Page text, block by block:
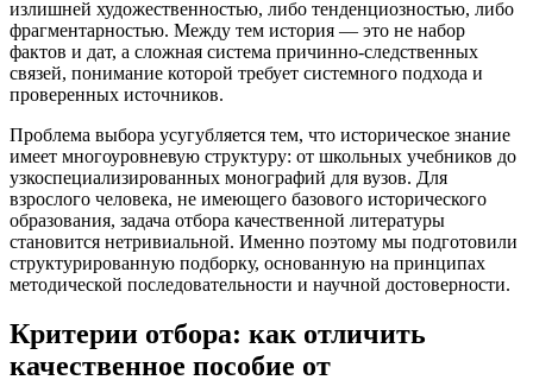
излишней художественностью, либо тенденциозностью, либо
фрагментарностью. Между тем история — это не набор
фактов и дат, а сложная система причинно-следственных
связей, понимание которой требует системного подхода и
проверенных источников.
Проблема выбора усугубляется тем, что историческое знание
имеет многоуровневую структуру: от школьных учебников до
узкоспециализированных монографий для вузов. Для
взрослого человека, не имеющего базового исторического
образования, задача отбора качественной литературы
становится нетривиальной. Именно поэтому мы подготовили
структурированную подборку, основанную на принципах
методической последовательности и научной достоверности.
Критерии отбора: как отличить
качественное пособие от